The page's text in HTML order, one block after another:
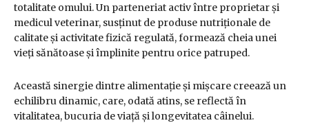
totalitate omului. Un parteneriat activ între proprietar și
medicul veterinar, susținut de produse nutriționale de
calitate și activitate fizică regulată, formează cheia unei
vieți sănătoase și împlinite pentru orice patruped.
Această sinergie dintre alimentație și mișcare creează un
echilibru dinamic, care, odată atins, se reflectă în
vitalitatea, bucuria de viață și longevitatea câinelui.